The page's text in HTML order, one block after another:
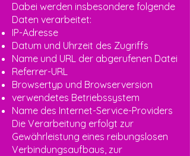
Dabei werden insbesondere folgende
Daten verarbeitet:
IP-Adresse
Datum und Uhrzeit des Zugriffs
Name und URL der abgerufenen Datei
Referrer-URL
Browsertyp und Browserversion
verwendetes Betriebssystem
Name des Internet-Service-Providers
Die Verarbeitung erfolgt zur
Gewährleistung eines reibungslosen
Verbindungsaufbaus, zur